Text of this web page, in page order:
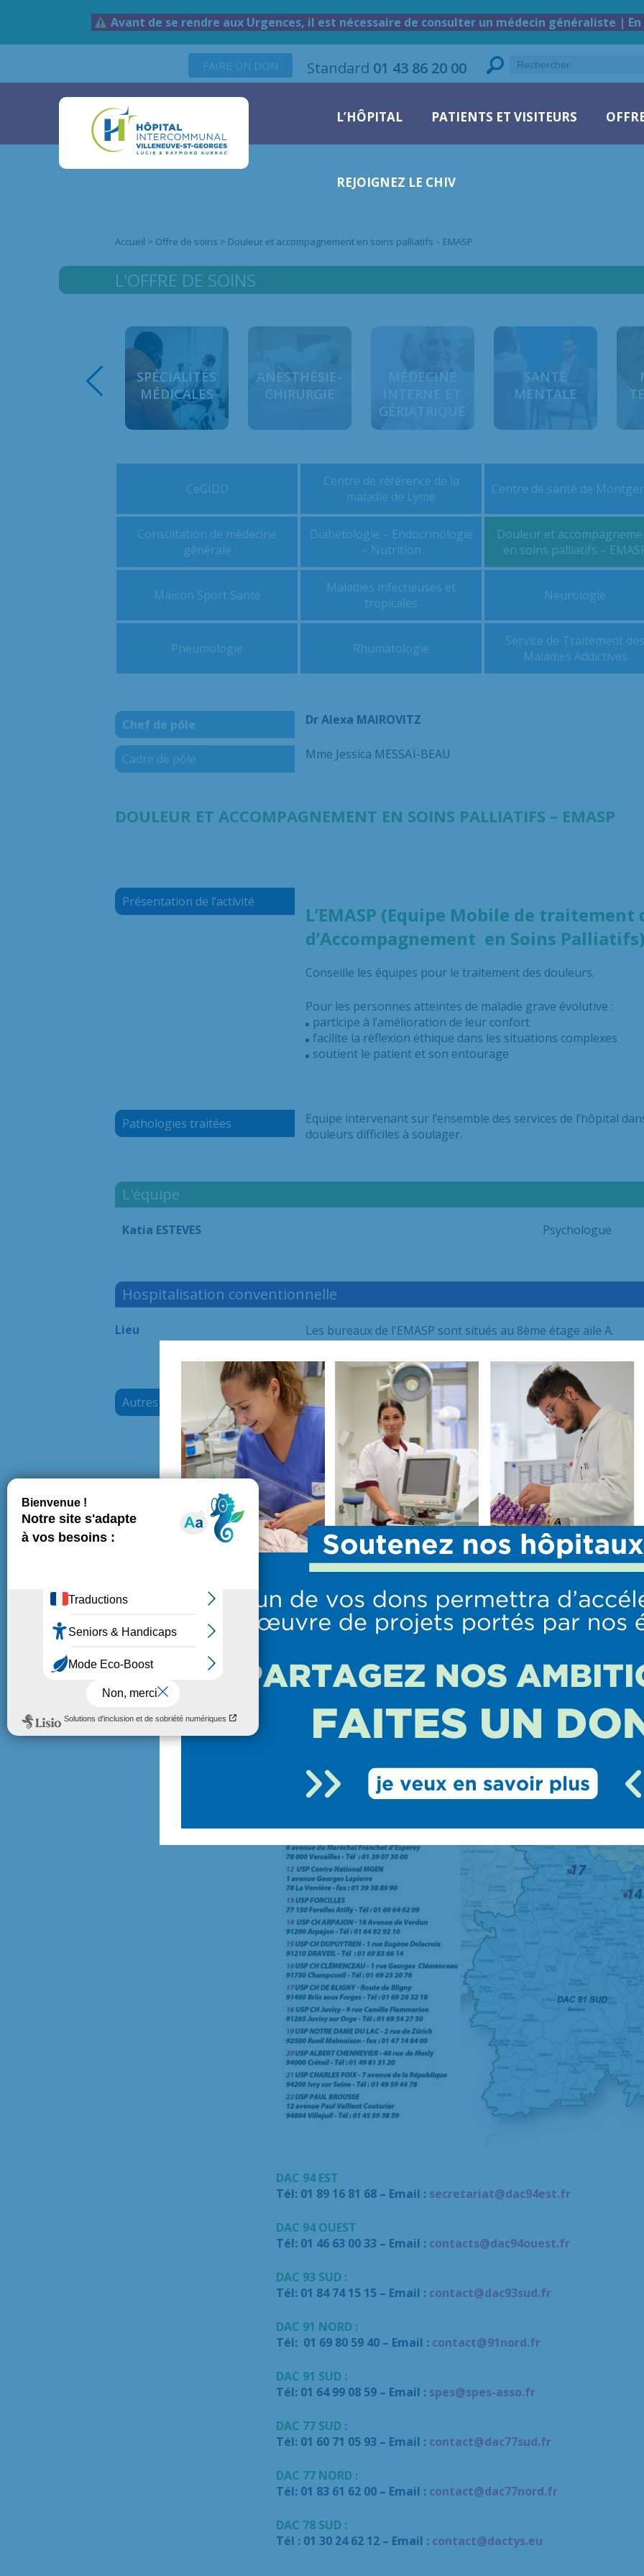
Avant de se rendre aux Urgences, il est nécessaire de consulter un médecin généraliste | En
Standard 01 43 86 20 00
FAIRE UN DON
L’HÔPITAL PATIENTS ET VISITEURS
REJOIGNEZ LE CHIV
Accueil > Offre de soins > Douleur et accompagnement en soins palliatifs – EMASP
L'OFFRE DE SOINS
SPÉCIALITÉS
MÉDICALES
ANESTHÉSIE-
CHIRURGIE
MÉDECINE
INTERNE ET
GÉRIATRIQUE
SANTÉ
MENTALE
CeGIDD
Centre de référence de la
maladie de Lyme
Centre de santé de
Consultation de médecine
générale
Diabétologie – Endocrinologie
– Nutrition
Douleur et
en soins palliatifs –
Maison Sport Santé
Maladies infectieuses et
tropicales
Neurologie
Pneumologie Rhumatologie
Service de Traitement des
Maladies Addictives
Chef de pôle Dr Alexa MAIROVITZ
Cadre de pôle Mme Jessica MESSAÏ-BEAU
DOULEUR ET ACCOMPAGNEMENT EN SOINS PALLIATIFS – EMASP
Présentation de l’activité
L’EMASP (Equipe Mobile de
d’Accompagnement en Soins Palliatifs)
Conseille les équipes pour le traitement des douleurs.
Pour les personnes atteintes de maladie grave évolutive :
participe à l’amélioration de leur confort
facilite la réflexion éthique dans les situations complexes
soutient le patient et son entourage
Pathologies traitées
Equipe intervenant sur l’ensemble des services de l’hôpital
douleurs difficiles à soulager.
L'équipe
Katia ESTEVES Psychologue
Hospitalisation conventionnelle
Lieu Les bureaux de l'EMASP sont situés au 8ème étage aile A.
Autres sites
Fin de vie :
Société Française d’Accompagnement et de Soins Palliatifs
Soins Palliatifs Fin de Vie
CORPALIF – Coordination régionale de soins palliatifs d’Ile-de-France
Douleur :
Centre National de Ressources de lutte contre la Douleur
Autres informations
DAC : dispositifs d’appui à la Coordination
Le dispositif d’appui à la coordination (DAC) est un point d’entrée
professionnels et structures qui font face à des personnes en
pour favoriser le maintien à domicile.
DAC 94 EST
Tél: 01 89 16 81 68 – Email : secretariat@dac94est.fr
DAC 94 OUEST
Tél: 01 46 63 00 33 – Email : contacts@dac94ouest.fr
DAC 93 SUD :
Tél: 01 84 74 15 15 – Email : contact@dac93sud.fr
DAC 91 NORD :
Tél: 01 69 80 59 40 – Email : contact@91nord.fr
DAC 91 SUD :
Tél: 01 64 99 08 59 – Email : spes@spes-asso.fr
DAC 77 SUD :
Tél: 01 60 71 05 93 – Email : contact@dac77sud.fr
DAC 77 NORD :
Tél: 01 83 61 62 00 – Email : contact@dac77nord.fr
DAC 78 SUD :
Tél : 01 30 24 62 12 – Email : contact@dactys.eu